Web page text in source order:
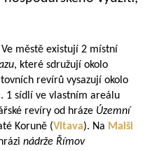
městě existují 2 místní
, které sdružují okolo
revírů vysazují okolo
1 sídlí ve vlastním areálu
revíry od hráze Územní
Koruně (Vltava). Na Malši
nádrže Římov